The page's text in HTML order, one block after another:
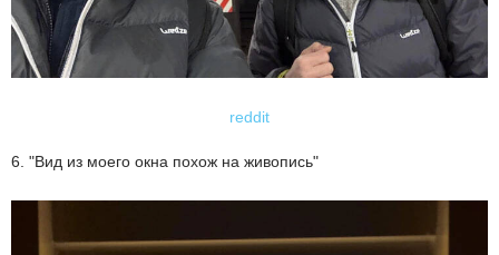
reddit
6. "Вид из моего окна похож на живопись"